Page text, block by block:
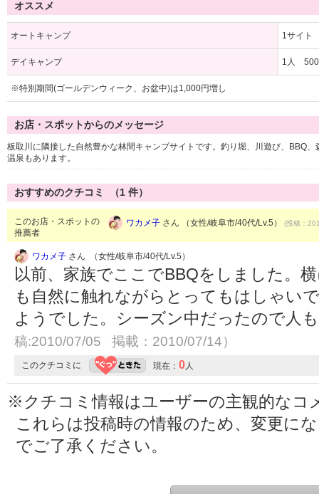
オススメ
オートキャンプ 1サイト
デイキャンプ 1人 500
※特別期間(ゴールデンウィーク、お盆中)は1,000円増し
お店・スポットからのメッセージ
板取川に隣接した自然豊かな林間キャンプサイトです。釣り堀、川遊び、BBQ
温泉もあります。
おすすめのクチコミ （1 件）
このお店・スポットの
推薦者
ワカメ子 さん （女性/岐阜市/40代/Lv.5） (投稿：
ワカメ子 さん （女性/岐阜市/40代/Lv.5）
以前、家族でここでBBQをしました。
も自然に触れながらとってもはしゃい
ようでした。シーズン中だったので人
稿:2010/07/05 掲載：2010/07/14）
このクチコミに 現在： 0人
※クチコミ情報はユーザーの主観的なコ
これらは投稿時の情報のため、変更に
でご了承ください。